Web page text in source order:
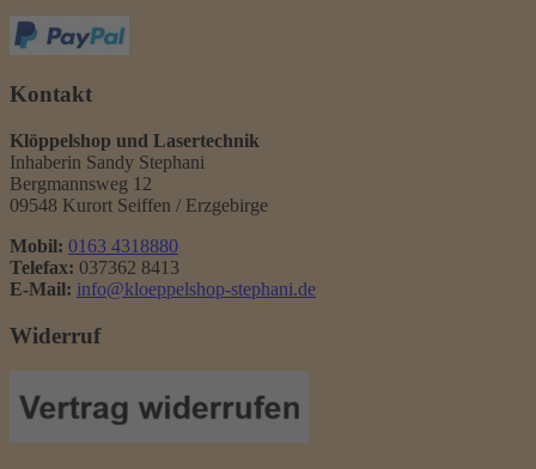
Kontakt
Klöppelshop und Lasertechnik
Inhaberin Sandy Stephani
Bergmannsweg 12
09548 Kurort Seiffen / Erzgebirge
Mobil: 0163 4318880
Telefax: 037362 8413
E-Mail: info@kloeppelshop-stephani.de
Widerruf